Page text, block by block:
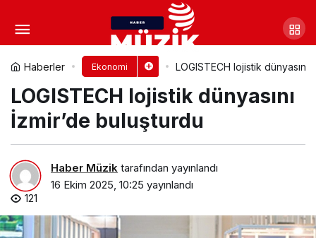
Haberler Ekonomi LOGISTECH lojistik dünyasını
LOGISTECH lojistik dünyasını
İzmir’de buluşturdu
Haber Müzik tarafından yayınlandı
16 Ekim 2025, 10:25 yayınlandı
121
VakıfPays Mobil Cüzdan ile
Finansal Özgürlük Parmaklarınızın
Ucunda!
Yorum Yap